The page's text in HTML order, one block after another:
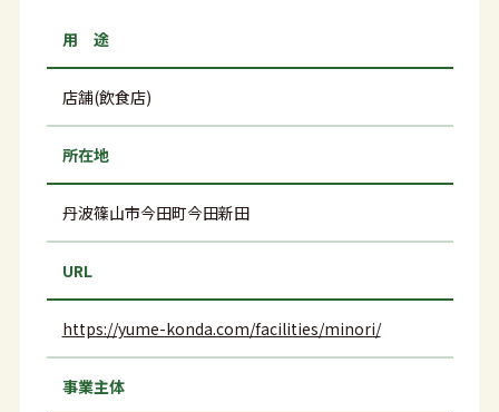
用 途
店舗(飲食店)
所在地
丹波篠山市今田町今田新田
URL
https://yume-konda.com/facilities/minori/
事業主体